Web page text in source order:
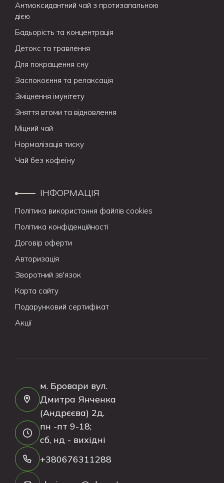
Антиоксидантний чай з протизапальною
дією
Бадьорість та концентрація
Детокс та травлення
Для покращення сну
Заспокоєння та релаксація
Зміцнення імунітету
Зняття втоми та відновлення
Міцний чай
Нормалізація тиску
Чай без кофеїну
ІНФОРМАЦІЯ
Політика використання файлів cookies
Політика конфіденційності
Договір оферти
Авторизація
Зворотний зв'язок
Карта сайту
Подарунковий сертифікат
Акції
м. Бровари вул.
Дмитра Янченка
(Андрєєва) 2д.
пн -пт 9-18;
сб, нд - вихідні
+380676311288